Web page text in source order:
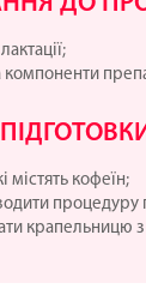
компоненти
містять кофеїн;
процедуру
крапельницю